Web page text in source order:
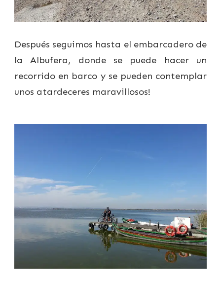
Después seguimos hasta el embarcadero de
la Albufera, donde se puede hacer un
recorrido en barco y se pueden contemplar
unos atardeceres maravillosos!